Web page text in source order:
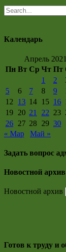
Календарь
Апрель 2021
Пн Вт Ср Чт Пт
1
2
5
6 7 8 9
12
13 14 15 16
19 20 21 22 23
26 27 28 29 30
« Мар
Май »
Задать вопрос
Новостной архив
Новостной архив
Готов к труду и